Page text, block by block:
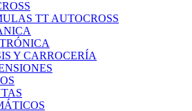
TT AUTOCROSS
Y CARROCERÍA